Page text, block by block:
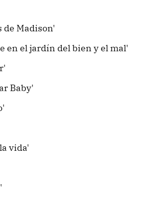
de Madison'
en el jardín del bien y el mal'
Baby'
vida'